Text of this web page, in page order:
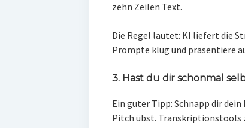
zehn Zeilen Text.
Die Regel lautet: KI liefert die
Prompte klug und präsentiere
3. Hast du dir schonmal
Ein guter Tipp: Schnapp dir
Pitch übst. Transkriptionstools